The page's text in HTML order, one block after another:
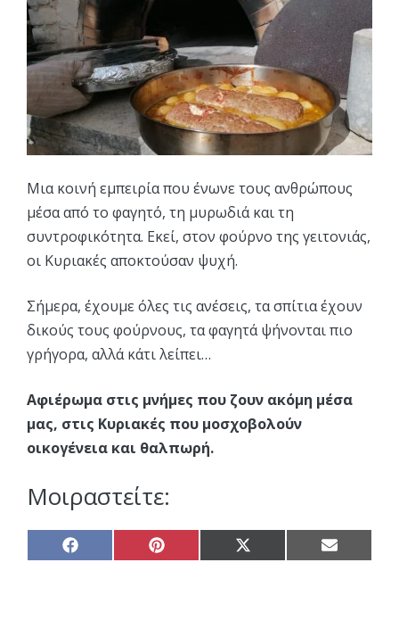
Μια κοινή εμπειρία που ένωνε τους ανθρώπους
μέσα από το φαγητό, τη μυρωδιά και τη
συντροφικότητα. Εκεί, στον φούρνο της γειτονιάς,
οι Κυριακές αποκτούσαν ψυχή.
Σήμερα, έχουμε όλες τις ανέσεις, τα σπίτια έχουν
δικούς τους φούρνους, τα φαγητά ψήνονται πιο
γρήγορα, αλλά κάτι λείπει…
Αφιέρωμα στις μνήμες που ζουν ακόμη μέσα
μας, στις Κυριακές που μοσχοβολούν
οικογένεια και θαλπωρή.
Μοιραστείτε:
Share
on
Share
on
Share
on
Share
on